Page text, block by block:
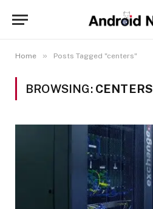
Home » Posts Tagged "centers"
BROWSING: CENTERS